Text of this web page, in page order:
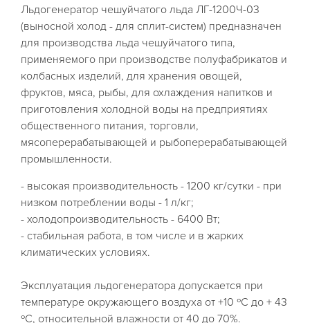
Льдогенератор чешуйчатого льда ЛГ-1200Ч-03
(выносной холод - для сплит-систем) предназначен
для производства льда чешуйчатого типа,
применяемого при производстве полуфабрикатов и
колбасных изделий, для хранения овощей,
фруктов, мяса, рыбы, для охлаждения напитков и
приготовления холодной воды на предприятиях
общественного питания, торговли,
мясоперерабатывающей и рыбоперерабатывающей
промышленности.
- высокая производительность - 1200 кг/сутки - при
низком потреблении воды - 1 л/кг;
- холодопроизводительность - 6400 Вт;
- стабильная работа, в том числе и в жарких
климатических условиях.
Эксплуатация льдогенератора допускается при
температуре окружающего воздуха от +10 ºС до + 43
ºС, относительной влажности от 40 до 70%.